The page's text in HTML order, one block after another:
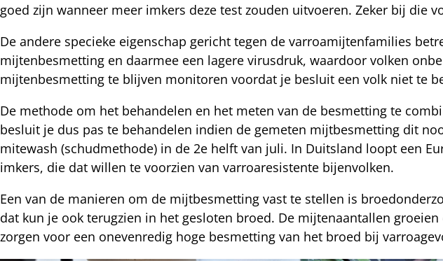
goed zijn wanneer meer imkers deze test zouden uitvoeren. Zeker bij die
De andere specieke eigenschap gericht tegen de varroamijtenfamilies
mijtenbesmetting en daarmee een lagere virusdruk, waardoor volken
mijtenbesmetting te blijven monitoren voordat je besluit een volk niet te
De methode om het behandelen en het meten van de besmetting te
besluit je dus pas te behandelen indien de gemeten mijtbesmetting dit
mitewash (schudmethode) in de 2e helft van juli. In Duitsland loopt een
imkers, die dat willen te voorzien van varroaresistente bijenvolken.
Een van de manieren om de mijtbesmetting vast te stellen is
dat kun je ook terugzien in het gesloten broed. De mijtenaantallen
zorgen voor een onevenredig hoge besmetting van het broed bij